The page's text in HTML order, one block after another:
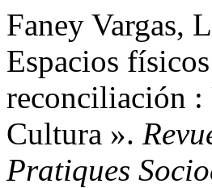
Faney Vargas,
Espacios
reconciliación :
Cultura ».
Pratiques